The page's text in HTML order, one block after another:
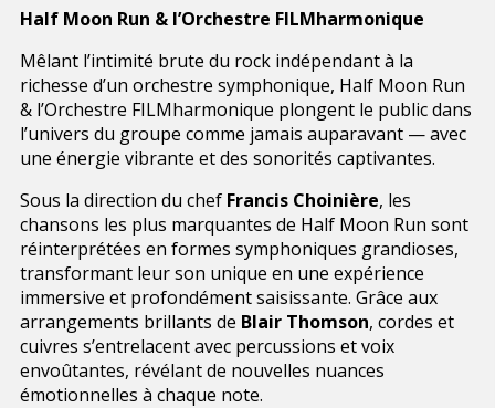
Half Moon Run & l’Orchestre FILMharmonique
Mêlant l’intimité brute du rock indépendant à la
richesse d’un orchestre symphonique, Half Moon Run
& l’Orchestre FILMharmonique plongent le public dans
l’univers du groupe comme jamais auparavant — avec
une énergie vibrante et des sonorités captivantes.
Sous la direction du chef Francis Choinière, les
chansons les plus marquantes de Half Moon Run sont
réinterprétées en formes symphoniques grandioses,
transformant leur son unique en une expérience
immersive et profondément saisissante. Grâce aux
arrangements brillants de Blair Thomson, cordes et
cuivres s’entrelacent avec percussions et voix
envoûtantes, révélant de nouvelles nuances
émotionnelles à chaque note.